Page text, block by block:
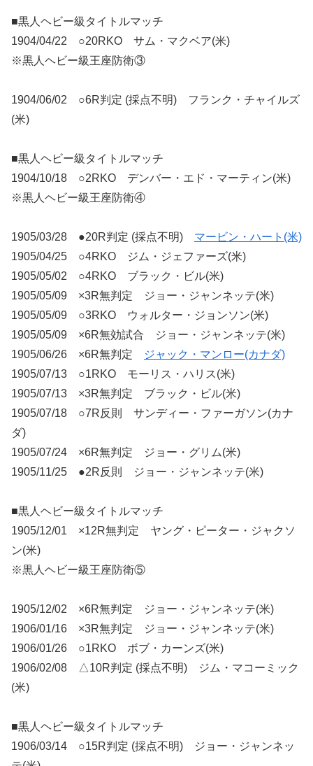
■黒人ヘビー級タイトルマッチ
1904/04/22 ○20RKO サム・マクベア(米)
※黒人ヘビー級王座防衛③
1904/06/02 ○6R判定 (採点不明) フランク・チャイルズ
(米)
■黒人ヘビー級タイトルマッチ
1904/10/18 ○2RKO デンバー・エド・マーティン(米)
※黒人ヘビー級王座防衛④
1905/03/28 ●20R判定 (採点不明) マービン・ハート(米)
1905/04/25 ○4RKO ジム・ジェファーズ(米)
1905/05/02 ○4RKO ブラック・ビル(米)
1905/05/09 ×3R無判定 ジョー・ジャンネッテ(米)
1905/05/09 ○3RKO ウォルター・ジョンソン(米)
1905/05/09 ×6R無効試合 ジョー・ジャンネッテ(米)
1905/06/26 ×6R無判定
ジャック・マンロー(カナダ)
1905/07/13 ○1RKO モーリス・ハリス(米)
1905/07/13 ×3R無判定 ブラック・ビル(米)
1905/07/18 ○7R反則 サンディー・ファーガソン(カナ
ダ)
1905/07/24 ×6R無判定 ジョー・グリム(米)
1905/11/25 ●2R反則 ジョー・ジャンネッテ(米)
■黒人ヘビー級タイトルマッチ
1905/12/01 ×12R無判定 ヤング・ピーター・ジャクソ
ン(米)
※黒人ヘビー級王座防衛⑤
1905/12/02 ×6R無判定 ジョー・ジャンネッテ(米)
1906/01/16 ×3R無判定 ジョー・ジャンネッテ(米)
1906/01/26 ○1RKO ボブ・カーンズ(米)
1906/02/08 △10R判定 (採点不明) ジム・マコーミック
(米)
■黒人ヘビー級タイトルマッチ
1906/03/14 ○15R判定 (採点不明) ジョー・ジャンネッ